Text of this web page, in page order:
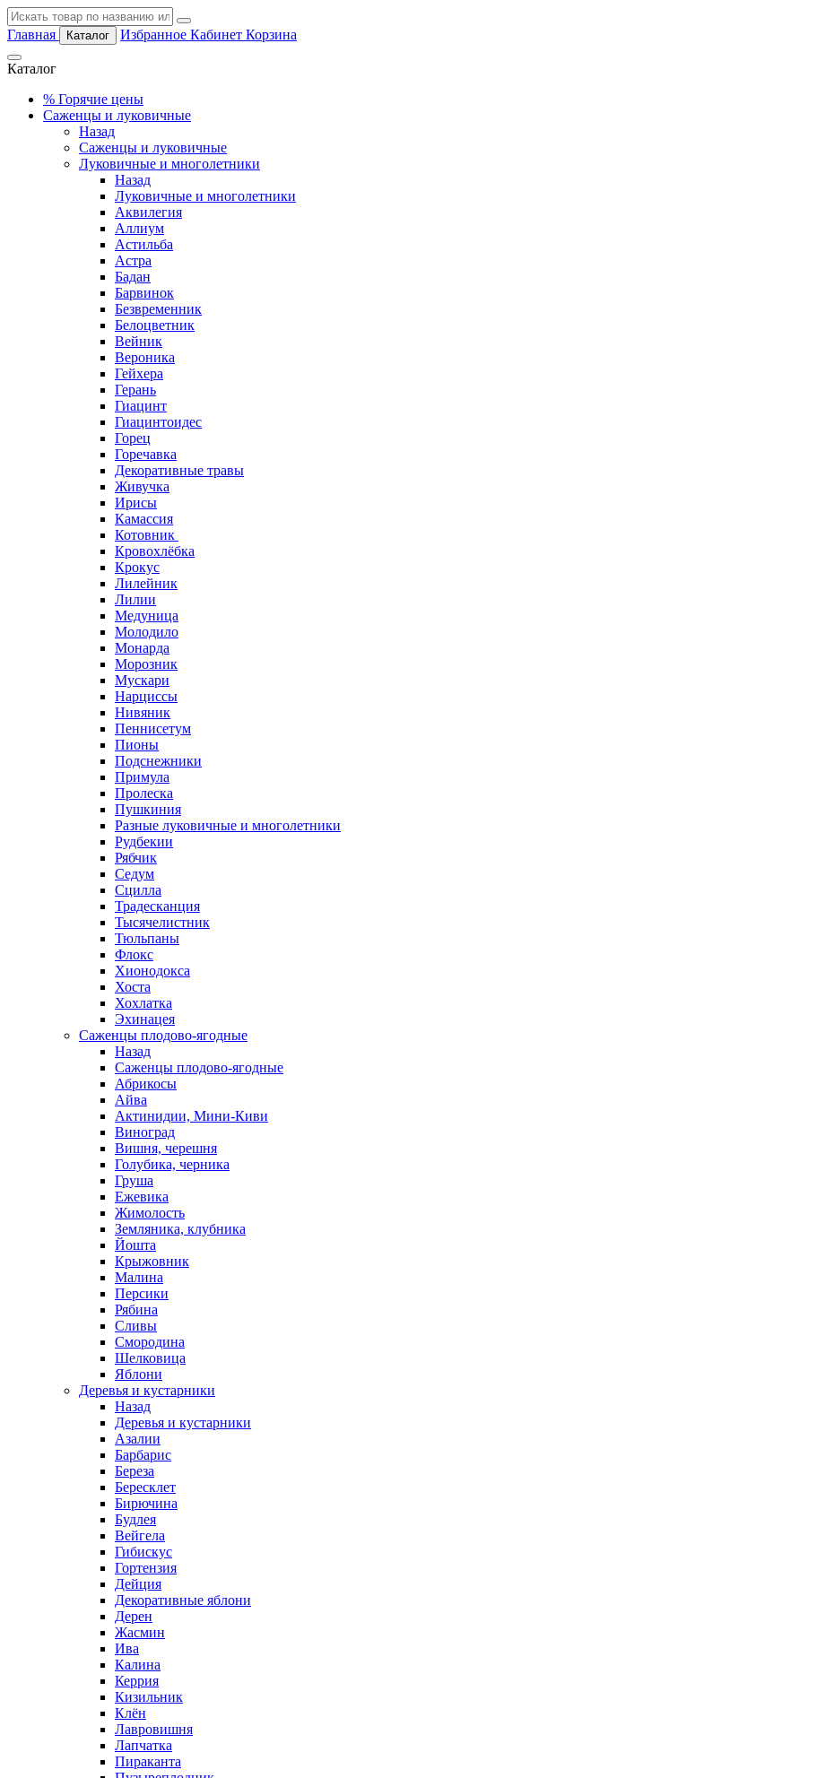
Главная Каталог Избранное Кабинет Корзина
Каталог
% Горячие цены
Саженцы и луковичные
Назад
Саженцы и луковичные
Луковичные и многолетники
Назад
Луковичные и многолетники
Аквилегия
Аллиум
Астильба
Астра
Бадан
Барвинок
Безвременник
Белоцветник
Вейник
Вероника
Гейхера
Герань
Гиацинт
Гиацинтоидес
Горец
Горечавка
Декоративные травы
Живучка
Ирисы
Камассия
Котовник
Кровохлёбка
Крокус
Лилейник
Лилии
Медуница
Молодило
Монарда
Морозник
Мускари
Нарциссы
Нивяник
Пеннисетум
Пионы
Подснежники
Примула
Пролеска
Пушкиния
Разные луковичные и многолетники
Рудбекии
Рябчик
Седум
Сцилла
Традесканция
Тысячелистник
Тюльпаны
Флокс
Хионодокса
Хоста
Хохлатка
Эхинацея
Саженцы плодово-ягодные
Назад
Саженцы плодово-ягодные
Абрикосы
Айва
Актинидии, Мини-Киви
Виноград
Вишня, черешня
Голубика, черника
Груша
Ежевика
Жимолость
Земляника, клубника
Йошта
Крыжовник
Малина
Персики
Рябина
Сливы
Смородина
Шелковица
Яблони
Деревья и кустарники
Назад
Деревья и кустарники
Азалии
Барбарис
Береза
Бересклет
Бирючина
Будлея
Вейгела
Гибискус
Гортензия
Дейция
Декоративные яблони
Дерен
Жасмин
Ива
Калина
Керрия
Кизильник
Клён
Лавровишня
Лапчатка
Пираканта